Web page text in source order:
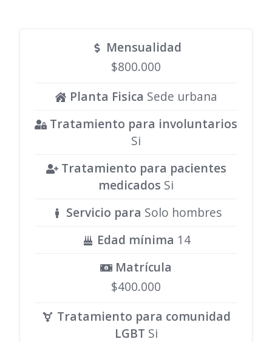
Mensualidad
$800.000
Planta Fisica Sede urbana
Tratamiento para involuntarios
Si
Tratamiento para pacientes
medicados Si
Servicio para Solo hombres
Edad mínima 14
Matrícula
$400.000
Tratamiento para comunidad
LGBT Si